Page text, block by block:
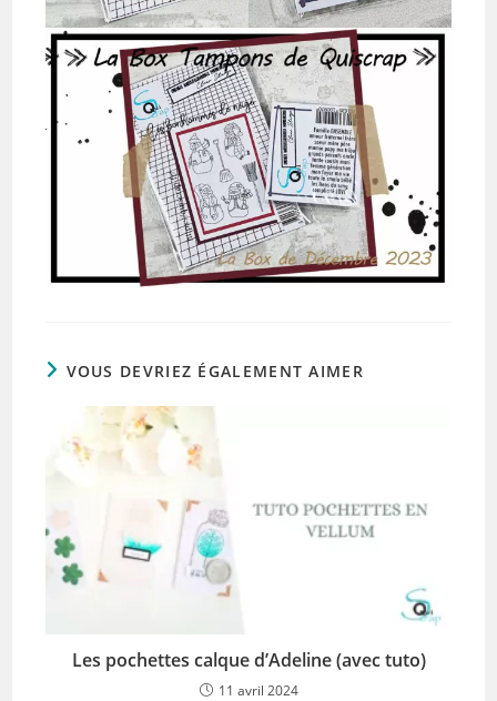
VOUS DEVRIEZ ÉGALEMENT AIMER
Les pochettes calque d’Adeline (avec tuto)
11 avril 2024